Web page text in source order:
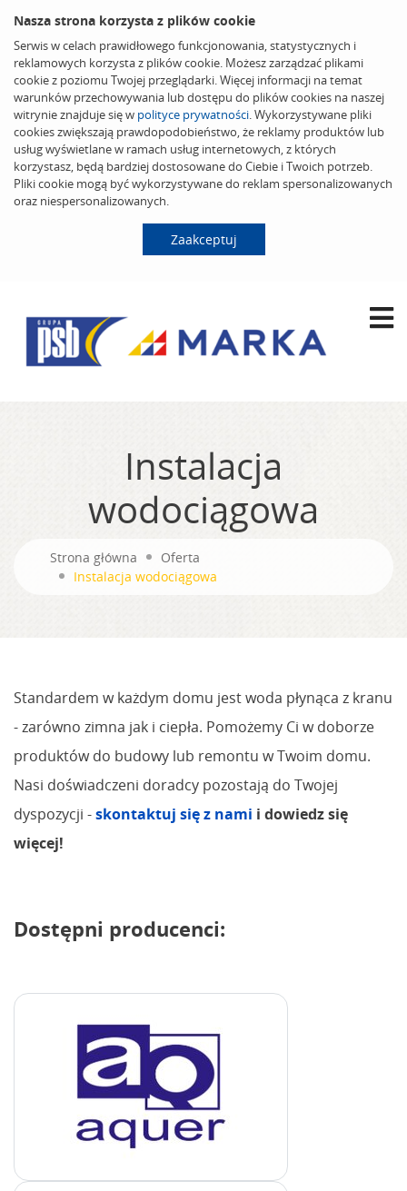
Nasza strona korzysta z plików cookie
Serwis w celach prawidłowego funkcjonowania, statystycznych i
reklamowych korzysta z plików cookie. Możesz zarządzać plikami
cookie z poziomu Twojej przeglądarki. Więcej informacji na temat
warunków przechowywania lub dostępu do plików cookies na naszej
witrynie znajduje się w polityce prywatności. Wykorzystywane pliki
cookies zwiększają prawdopodobieństwo, że reklamy produktów lub
usług wyświetlane w ramach usług internetowych, z których
korzystasz, będą bardziej dostosowane do Ciebie i Twoich potrzeb.
Pliki cookie mogą być wykorzystywane do reklam spersonalizowanych
oraz niespersonalizowanych.
Zaakceptuj
Instalacja
wodociągowa
Strona główna
Oferta
Instalacja wodociągowa
Standardem w każdym domu jest woda płynąca z kranu
- zarówno zimna jak i ciepła. Pomożemy Ci w doborze
produktów do budowy lub remontu w Twoim domu.
Nasi doświadczeni doradcy pozostają do Twojej
dyspozycji -skontaktuj się z nami i dowiedz się
więcej!
Dostępni producenci: